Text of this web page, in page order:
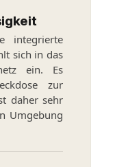
integrierte
sich in das
ein. Es
zur
daher sehr
Umgebung